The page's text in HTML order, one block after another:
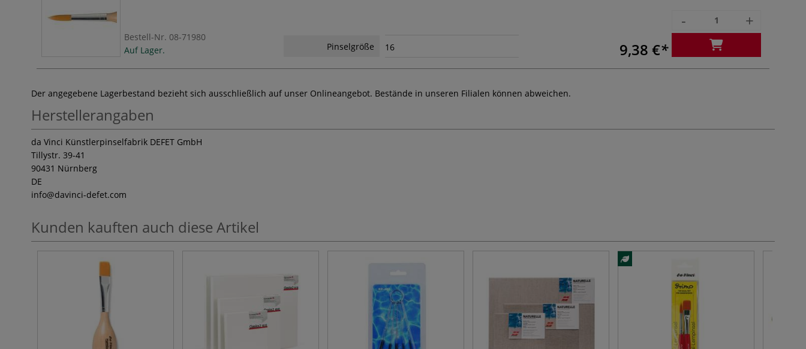
Bestell-Nr. 08-71980
Auf Lager.
Pinselgröße 16 9,38 €
- +
Der angegebene Lagerbestand bezieht sich ausschließlich auf unser Onlineangebot. Bestände in unseren Filialen können abweichen.
Herstellerangaben
da Vinci Künstlerpinselfabrik DEFET GmbH
Tillystr. 39-41
90431 Nürnberg
DE
info@davinci-defet.com
Kunden kauften auch diese Artikel